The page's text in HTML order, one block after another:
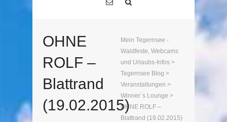
OHNE
ROLF –
Blattrand
(19.02.2015)
Mein Tegernsee -
Waldfeste, Webcams
und Urlaubs-Infos >
Tegernsee Blog >
Veranstaltungen >
Winner´s Lounge >
OHNE ROLF –
Blattrand (19.02.2015)